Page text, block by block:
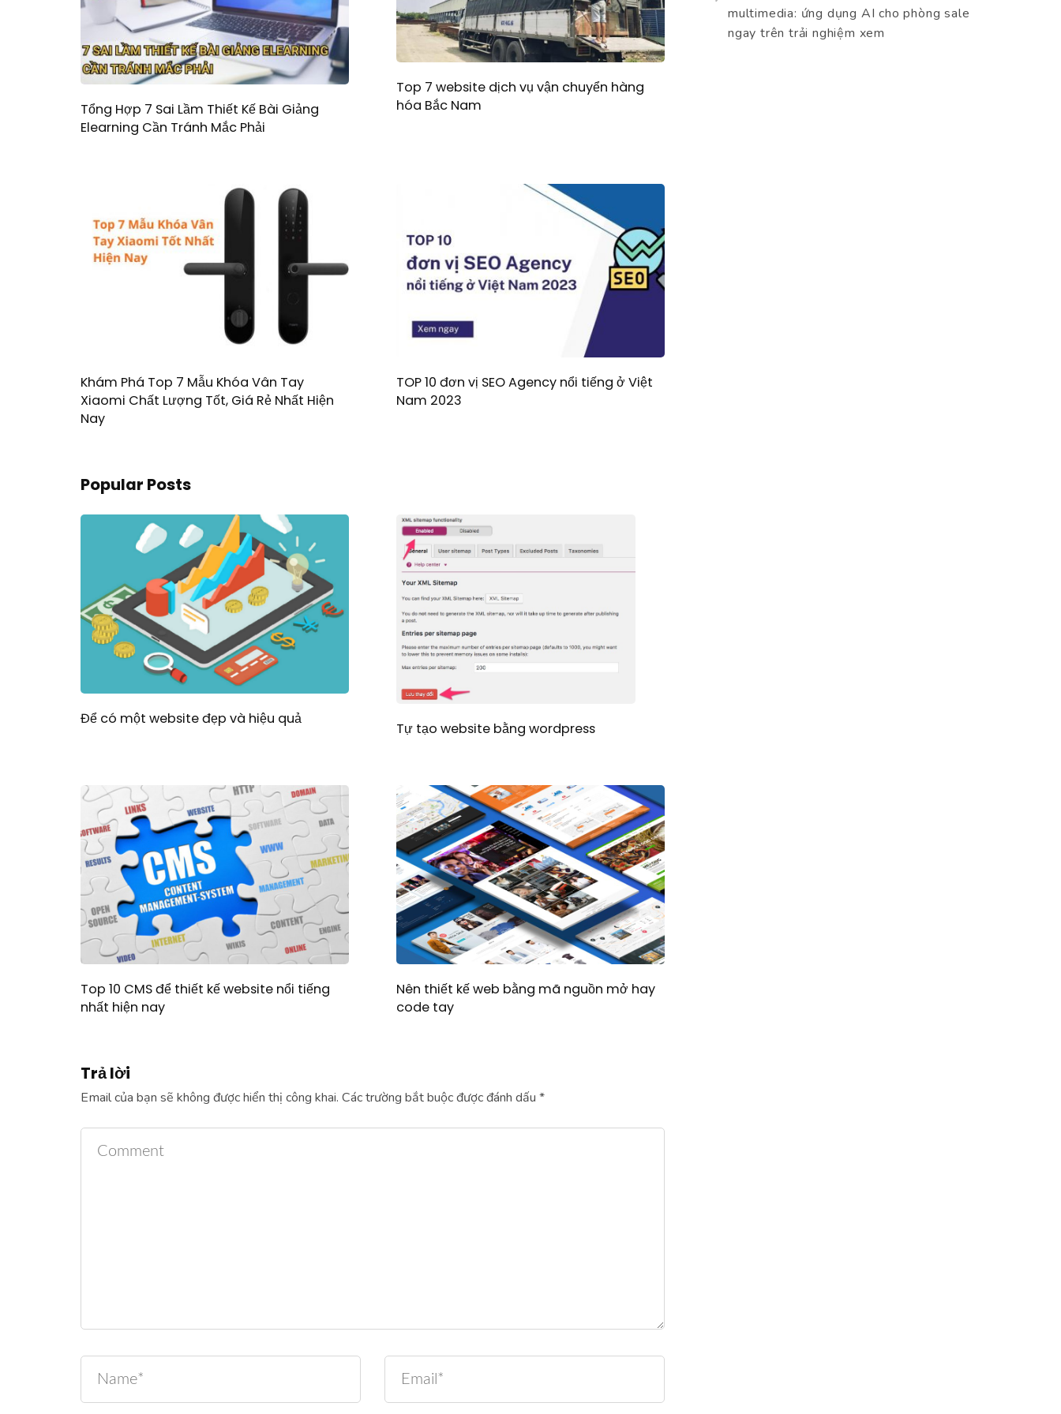
Tổng Hợp 7 Sai Lầm Thiết Kế Bài Giảng
Elearning Cần Tránh Mắc Phải
Top 7 website dịch vụ vận chuyển hàng
hóa Bắc Nam
Khám Phá Top 7 Mẫu Khóa Vân Tay
Xiaomi Chất Lượng Tốt, Giá Rẻ Nhất Hiện
Nay
TOP 10 đơn vị SEO Agency nổi tiếng ở Việt
Nam 2023
Popular Posts
Để có một website đẹp và hiệu quả
Tự tạo website bằng wordpress
Top 10 CMS để thiết kế website nổi tiếng
nhất hiện nay
Nên thiết kế web bằng mã nguồn mở hay
code tay
Trả lời
Email của bạn sẽ không được hiển thị công khai. Các trường bắt buộc được đánh dấu *
multimedia: ứng dụng AI cho phòng sale
ngay trên trải nghiệm xem